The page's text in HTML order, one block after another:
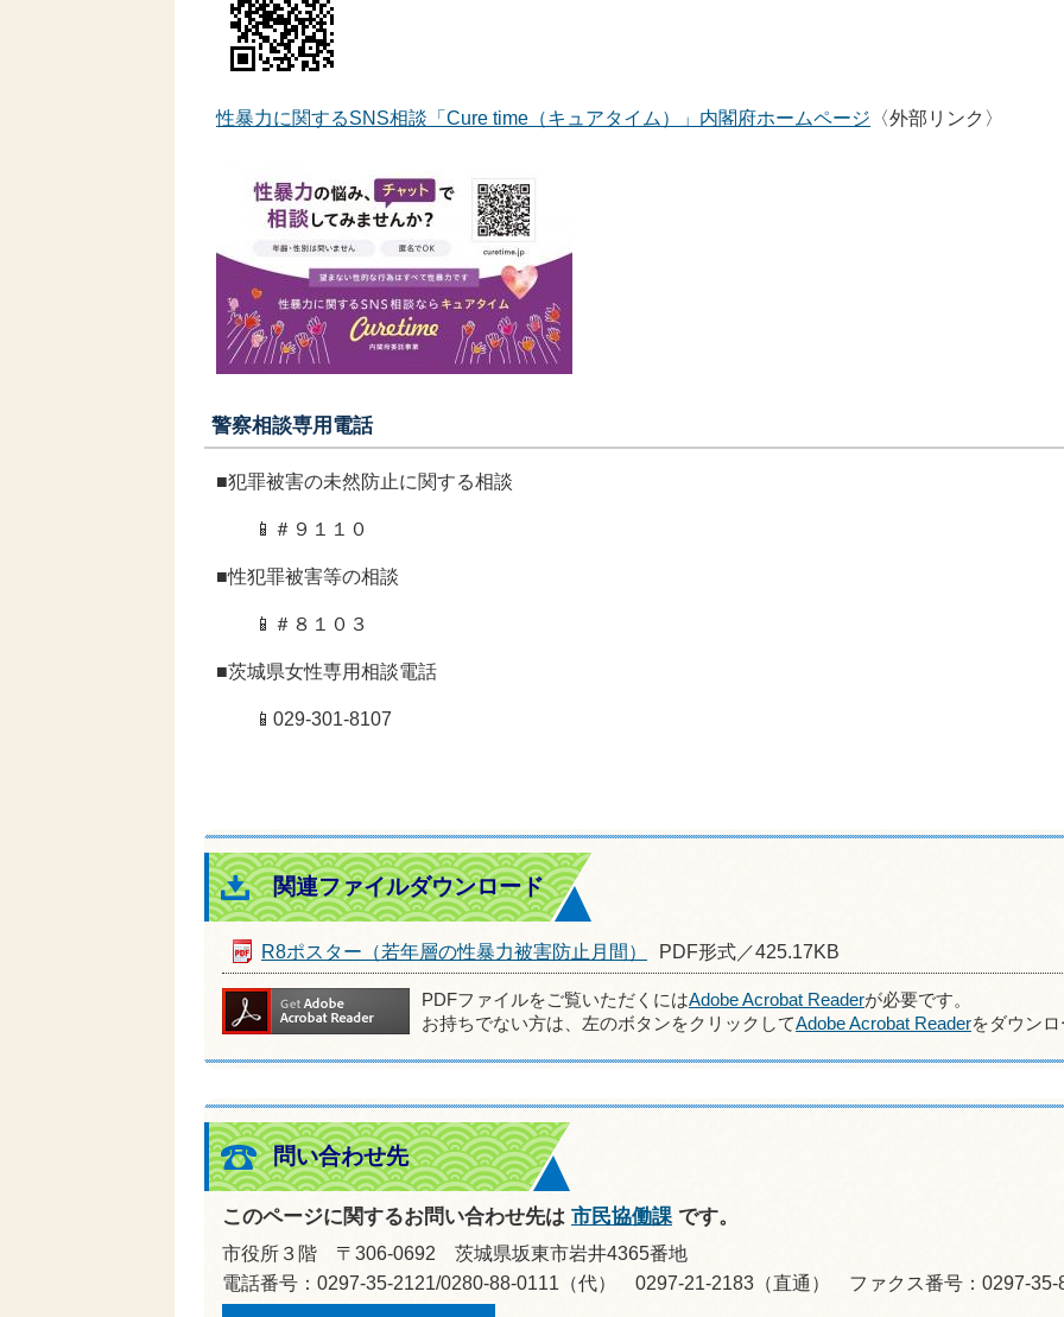
性暴力に関するSNS相談「Cure time（キュアタイム）」内閣府ホームページ 〈外部リンク〉
警察相談専用電話
■犯罪被害の未然防止に関する相談
📱＃９１１０
■性犯罪被害等の相談
📱＃８１０３
■茨城県女性専用相談電話
📱029-301-8107
関連ファイルダウンロード
R8ポスター（若年層の性暴力被害防止月間） PDF形式／425.17KB
PDFファイルをご覧いただくにはAdobe Acrobat Readerが必要です。
お持ちでない方は、左のボタンをクリックしてAdobe Acrobat Readerをダウン
問い合わせ先
このページに関するお問い合わせ先は 市民協働課 です。
市役所３階 〒306-0692 茨城県坂東市岩井4365番地
電話番号：0297-35-2121/0280-88-0111（代） 0297-21-2183（直通） ファクス番号：0297-35-